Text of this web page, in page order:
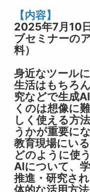
【内容】
2025年7月10
ブセミナーの
料）
身近なツール
生活はもちろ
究などで生成
くのは想像に
しく使える方
うかが重要に
教育現場にい
どのように使
AIについて、
推進・研究さ
体的な活用方法